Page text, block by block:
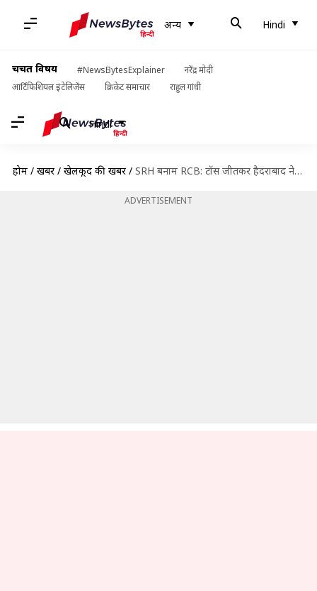
अन्य Hindi
चर्चित विषय #NewsBytesExplainer
नरेंद्र मोदी
आर्टिफिशियल इंटेलिजेंस
क्रिकेट समाचार राहुल गांधी
Hindi
होम / खबरें / खेलकूद की खबरें / SRH बनाम RCB: टॉस जीतकर हैदराबाद ने लिया गेंदबाजी का फैसला
ADVERTISEMENT